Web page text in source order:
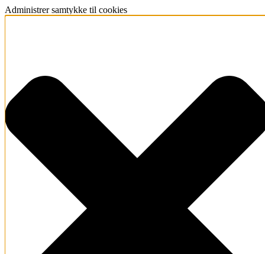
Administrer samtykke til cookies